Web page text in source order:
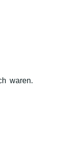
waren.